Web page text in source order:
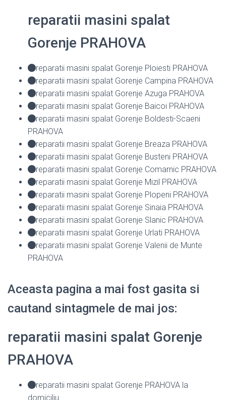
reparatii masini spalat
Gorenje PRAHOVA
reparatii masini spalat Gorenje Ploiesti PRAHOVA
reparatii masini spalat Gorenje Campina PRAHOVA
reparatii masini spalat Gorenje Azuga PRAHOVA
reparatii masini spalat Gorenje Baicoi PRAHOVA
reparatii masini spalat Gorenje Boldesti-Scaeni
PRAHOVA
reparatii masini spalat Gorenje Breaza PRAHOVA
reparatii masini spalat Gorenje Busteni PRAHOVA
reparatii masini spalat Gorenje Comarnic PRAHOVA
reparatii masini spalat Gorenje Mizil PRAHOVA
reparatii masini spalat Gorenje Plopeni PRAHOVA
reparatii masini spalat Gorenje Sinaia PRAHOVA
reparatii masini spalat Gorenje Slanic PRAHOVA
reparatii masini spalat Gorenje Urlati PRAHOVA
reparatii masini spalat Gorenje Valenii de Munte
PRAHOVA
Aceasta pagina a mai fost gasita si
cautand sintagmele de mai jos:
reparatii masini spalat Gorenje
PRAHOVA
reparatii masini spalat Gorenje PRAHOVA la
domiciliu